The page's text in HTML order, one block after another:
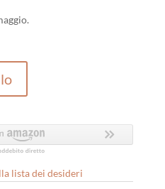
lista dei desideri